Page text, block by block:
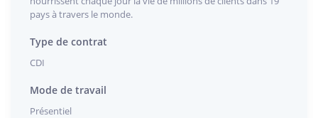
pays à travers le monde.
Type de contrat
CDI
Mode de travail
Présentiel